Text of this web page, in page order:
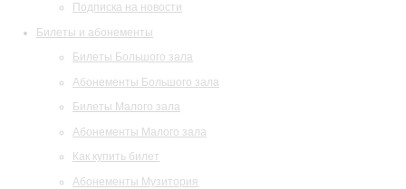
Подписка на новости
Билеты и абонементы
Билеты Большого зала
Абонементы Большого зала
Билеты Малого зала
Абонементы Малого зала
Как купить билет
Абонементы Музитория